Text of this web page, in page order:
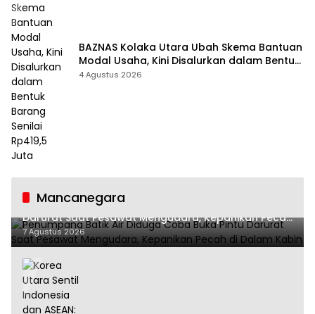
BAZNAS Kolaka Utara Ubah Skema Bantuan
Modal Usaha, Kini Disalurkan dalam Bentuk
Barang Senilai Rp419,5 Juta
4 Agustus 2026
Mancanegara
Penumpang Batik Air Diduga Coba Buka Pintu
Darurat Saat Pesawat Mengudara, Kepanikan Pecah
di Dalam Kabin
7 Agustus 2026